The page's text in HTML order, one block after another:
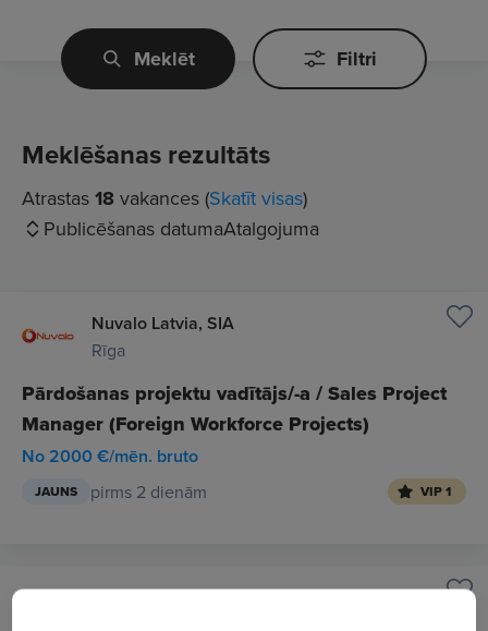
Meklēt Filtri
Meklēšanas rezultāts
Atrastas 18 vakances (Skatīt visas)
Publicēšanas datumaAtalgojuma
Nuvalo Latvia, SIA
Rīga
Pārdošanas projektu vadītājs/-a / Sales Project
Manager (Foreign Workforce Projects)
No 2000 €/mēn. bruto
JAUNS pirms 2 dienām VIP 1
Kronus, SIA